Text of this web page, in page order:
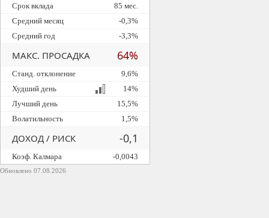
Обновлено 07.08.2026
Срок вклада
85 мес.
Средний месяц
-0,3%
Средний год
-3,3%
МАКС. ПРОСАДКА 64%
Станд. отклонение
9,6%
Худший день
14%
Лучший день
15,5%
Волатильность
1,5%
ДОХОД / РИСК -0,1
Коэф. Калмара -0,0043